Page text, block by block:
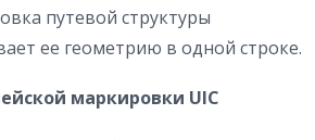
путевой структуры
ее геометрию в одной строке.
маркировки UIC